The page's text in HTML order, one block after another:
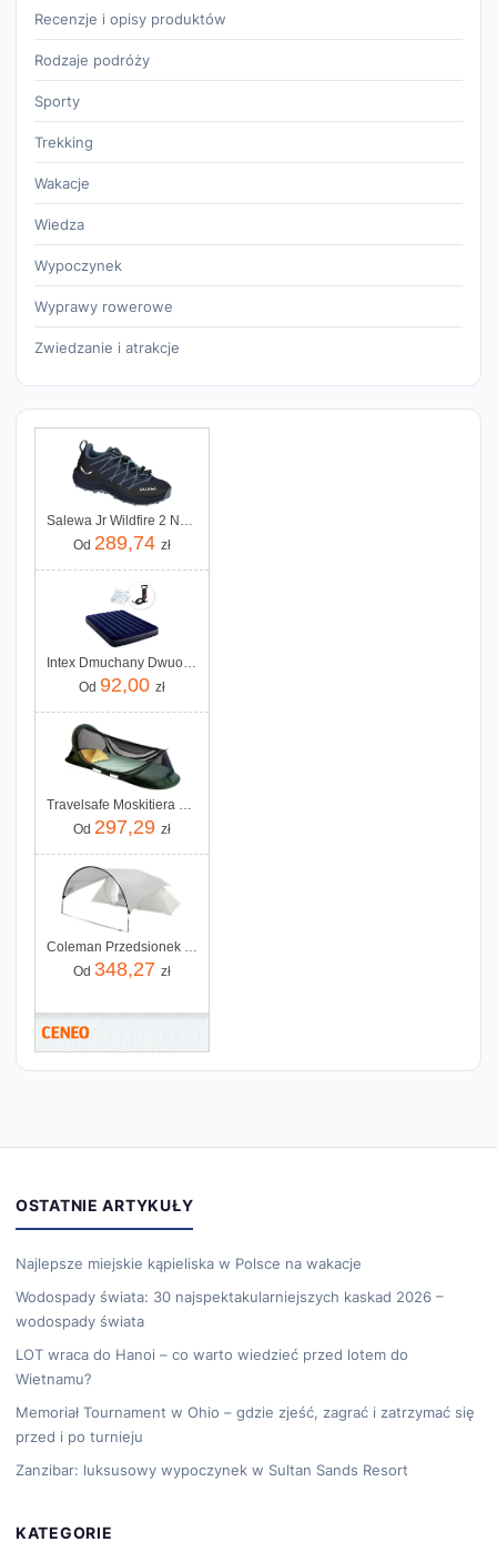
Recenzje i opisy produktów
Rodzaje podróży
Sporty
Trekking
Wakacje
Wiedza
Wypoczynek
Wyprawy rowerowe
Zwiedzanie i atrakcje
Od 289,74 zł
Od 92,00 zł
Od 297,29 zł
Od 348,27 zł
OSTATNIE ARTYKUŁY
Najlepsze miejskie kąpieliska w Polsce na wakacje
Wodospady świata: 30 najspektakularniejszych kaskad 2026 –
wodospady świata
LOT wraca do Hanoi – co warto wiedzieć przed lotem do
Wietnamu?
Memoriał Tournament w Ohio – gdzie zjeść, zagrać i zatrzymać się
przed i po turnieju
Zanzibar: luksusowy wypoczynek w Sultan Sands Resort
KATEGORIE